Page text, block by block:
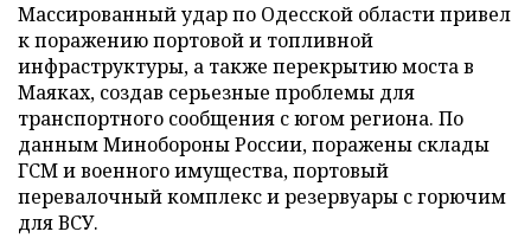
Массированный удар по Одесской области привел
к поражению портовой и топливной
инфраструктуры, а также перекрытию моста в
Маяках, создав серьезные проблемы для
транспортного сообщения с югом региона. По
данным Минобороны России, поражены склады
ГСМ и военного имущества, портовый
перевалочный комплекс и резервуары с горючим
для ВСУ.